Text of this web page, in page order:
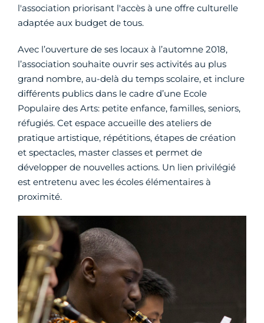
l'association priorisant l'accès à une offre culturelle
adaptée aux budget de tous.
Avec l’ouverture de ses locaux à l’automne 2018,
l’association souhaite ouvrir ses activités au plus
grand nombre, au-delà du temps scolaire, et inclure
différents publics dans le cadre d’une Ecole
Populaire des Arts: petite enfance, familles, seniors,
réfugiés. Cet espace accueille des ateliers de
pratique artistique, répétitions, étapes de création
et spectacles, master classes et permet de
développer de nouvelles actions. Un lien privilégié
est entretenu avec les écoles élémentaires à
proximité.